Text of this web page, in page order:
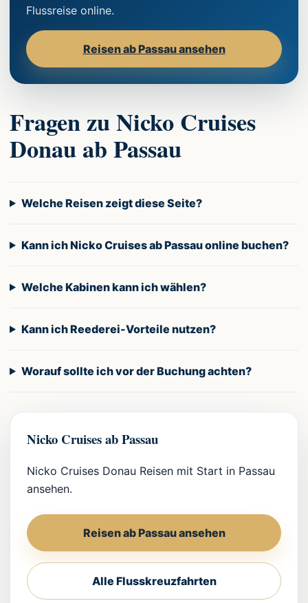
Flussreise online.
Reisen ab Passau ansehen
Fragen zu Nicko Cruises
Donau ab Passau
Welche Reisen zeigt diese Seite?
Kann ich Nicko Cruises ab Passau online buchen?
Welche Kabinen kann ich wählen?
Kann ich Reederei-Vorteile nutzen?
Worauf sollte ich vor der Buchung achten?
Nicko Cruises ab Passau
Nicko Cruises Donau Reisen mit Start in Passau
ansehen.
Reisen ab Passau ansehen
Alle Flusskreuzfahrten